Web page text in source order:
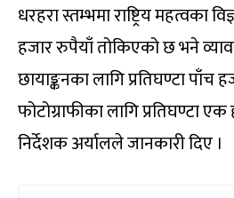
धरहरा स्तम्भमा राष्ट्रिय महत्वका
हजार रुपैयाँ तोकिएको छ भने
छायाङ्कनका लागि प्रतिघण्टा पाँच
फोटोग्राफीका लागि प्रतिघण्टा
निर्देशक अर्यालले जानकारी दिए ।